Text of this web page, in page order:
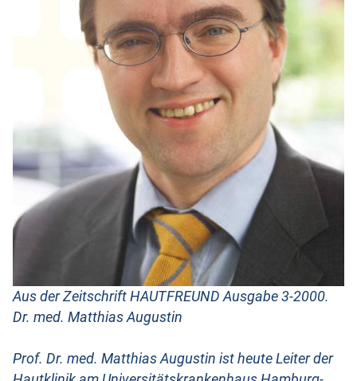
Aus der Zeitschrift HAUTFREUND Ausgabe 3-2000.
Dr. med. Matthias Augustin
Prof. Dr. med. Matthias Augustin ist heute Leiter der